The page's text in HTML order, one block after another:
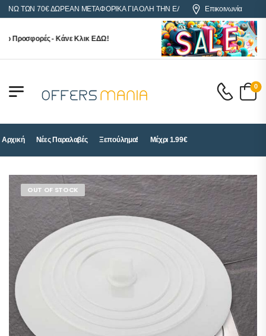
ΤΩΝ 70€ ΔΩΡΕΑΝ ΜΕΤΑΦΟΡΙΚΑ ΓΙΑ ΟΛΗ ΤΗΝ ΕΛΛΑΔΑ Επικοινωνία
Προσφορές - Κάνε Κλικ ΕΔΩ!
0
Αρχική Νέες Παραλαβές Ξεπούλημα! Μέχρι 1.99€
OUT OF STOCK